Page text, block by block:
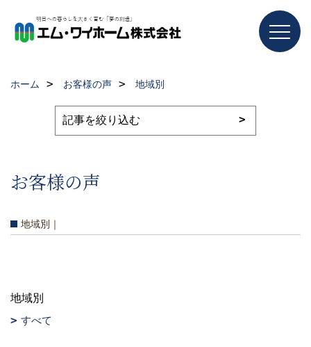
ホーム お客様の声 地域別
お客様の声
地域別｜
地域別
すべて